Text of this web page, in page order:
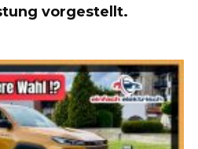
vorgestellt.